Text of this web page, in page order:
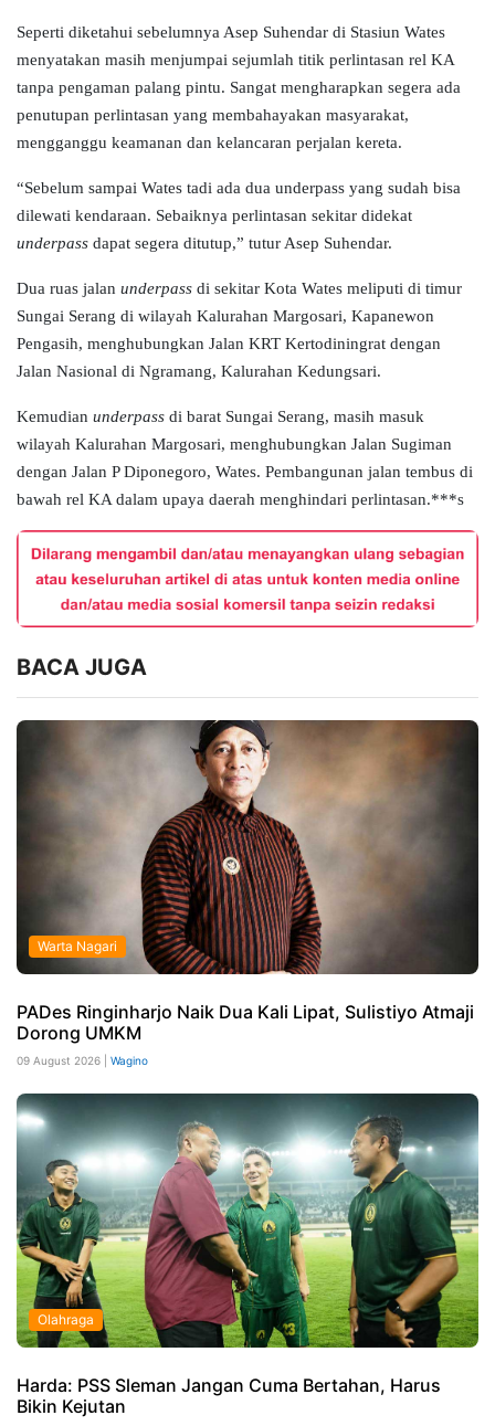
Seperti diketahui sebelumnya Asep Suhendar di Stasiun Wates
menyatakan masih menjumpai sejumlah titik perlintasan rel KA
tanpa pengaman palang pintu. Sangat mengharapkan segera ada
penutupan perlintasan yang membahayakan masyarakat,
mengganggu keamanan dan kelancaran perjalan kereta.
“Sebelum sampai Wates tadi ada dua underpass yang sudah bisa
dilewati kendaraan. Sebaiknya perlintasan sekitar didekat
underpass dapat segera ditutup,” tutur Asep Suhendar.
Dua ruas jalan underpass di sekitar Kota Wates meliputi di timur
Sungai Serang di wilayah Kalurahan Margosari, Kapanewon
Pengasih, menghubungkan Jalan KRT Kertodiningrat dengan
Jalan Nasional di Ngramang, Kalurahan Kedungsari.
Kemudian underpass di barat Sungai Serang, masih masuk
wilayah Kalurahan Margosari, menghubungkan Jalan Sugiman
dengan Jalan P Diponegoro, Wates. Pembangunan jalan tembus di
bawah rel KA dalam upaya daerah menghindari perlintasan.***s
BACA JUGA
Warta Nagari
PADes Ringinharjo Naik Dua Kali Lipat, Sulistiyo Atmaji
Dorong UMKM
09 August 2026 | Wagino
Olahraga
Harda: PSS Sleman Jangan Cuma Bertahan, Harus
Bikin Kejutan